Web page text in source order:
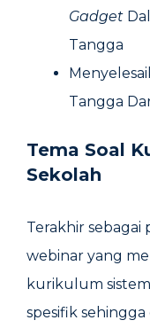
Gadget
Tangga
Tangga
Tema Soal
Sekolah
Terakhir
webinar yang
kurikulum
spesifik